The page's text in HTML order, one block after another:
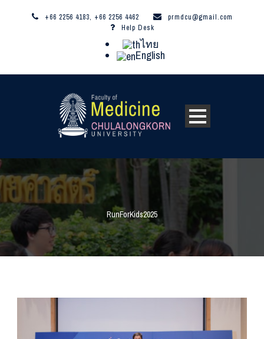
+66 2256 4183, +66 2256 4462
prmdcu@gmail.com
Help Desk
ไทย
English
RunForKids2025